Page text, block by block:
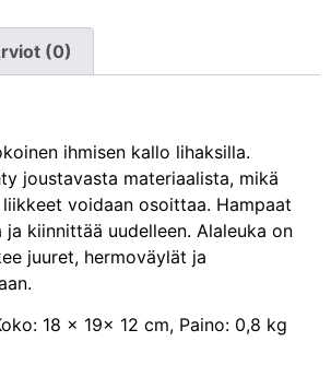
(0)
ihmisen kallo lihaksilla.
joustavasta materiaalista, mikä
voidaan osoittaa. Hampaat
ja kiinnittää uudelleen. Alaleuka on
juuret, hermoväylät ja
18 x 19x 12 cm, Paino: 0,8 kg